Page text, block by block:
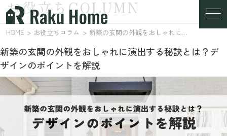
お役立ちコラム
お役立ちCOLUMN
HOME お役立ちコラム 新築の玄関の外観をおしゃれに演出する秘訣とは？デザインのポイントを解説
新築の玄関の外観をおしゃれに演出する秘訣とは？デ
ザインのポイントを解説